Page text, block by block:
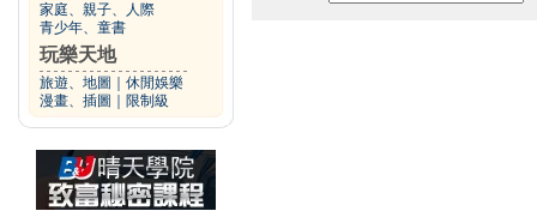
家庭、親子、人際
青少年、童書
玩樂天地
旅遊、地圖
休閒娛樂
漫畫、插圖
限制級